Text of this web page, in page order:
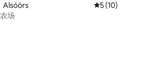
Alsóörs 平均评分 5 分（满
5 (10)
场